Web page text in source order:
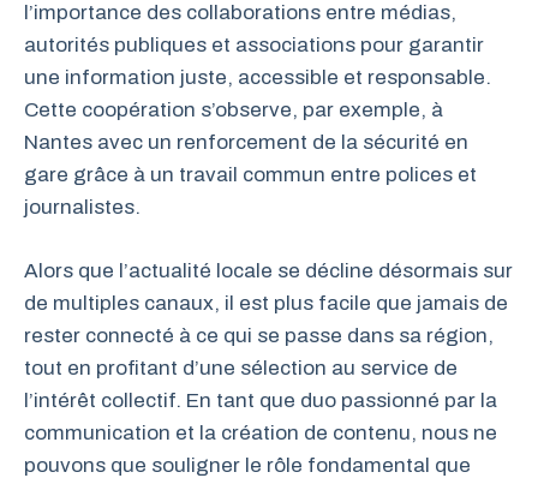
l’importance des collaborations entre médias,
autorités publiques et associations pour garantir
une information juste, accessible et responsable.
Cette coopération s’observe, par exemple, à
Nantes avec un renforcement de la sécurité en
gare grâce à un travail commun entre polices et
journalistes.
Alors que l’actualité locale se décline désormais sur
de multiples canaux, il est plus facile que jamais de
rester connecté à ce qui se passe dans sa région,
tout en profitant d’une sélection au service de
l’intérêt collectif. En tant que duo passionné par la
communication et la création de contenu, nous ne
pouvons que souligner le rôle fondamental que